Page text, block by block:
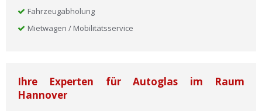
Fahrzeugabholung
Mietwagen / Mobilitätsservice
Ihre Experten für Autoglas im Raum
Hannover